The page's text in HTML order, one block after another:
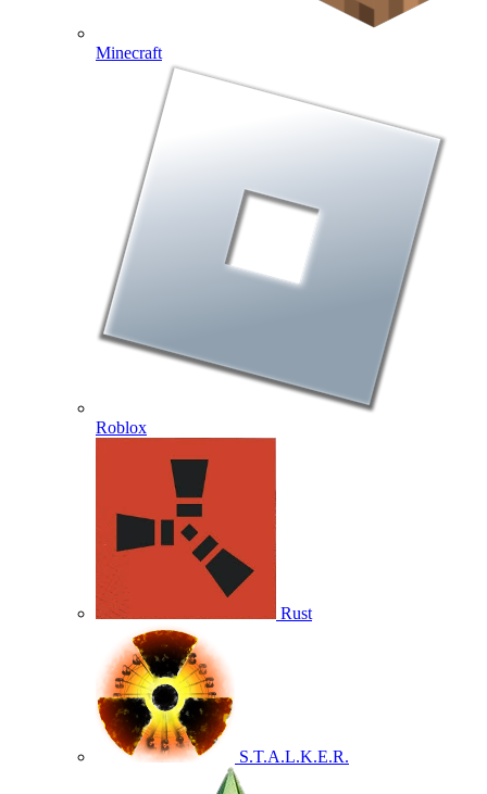
Minecraft
Roblox
Rust
S.T.A.L.K.E.R.